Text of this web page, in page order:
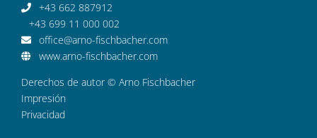
+43 662 887912
+43 699 11 000 002
office@arno-fischbacher.com
www.arno-fischbacher.com
Derechos de autor © Arno Fischbacher
Impresión
Privacidad